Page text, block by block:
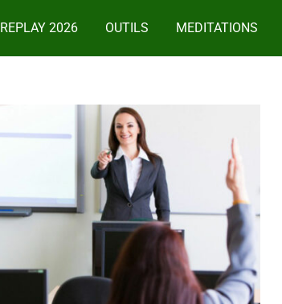
REPLAY 2026 OUTILS MEDITATIONS